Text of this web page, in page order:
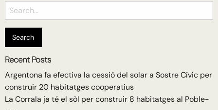
Search
for:
Recent Posts
Argentona fa efectiva la cessió del solar a Sostre Cívic per
construir 20 habitatges cooperatius
La Corrala ja té el sòl per construir 8 habitatges al Poble-